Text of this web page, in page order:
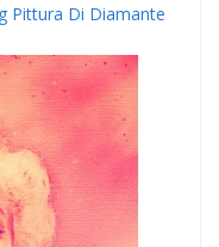
Pittura Di Diamante